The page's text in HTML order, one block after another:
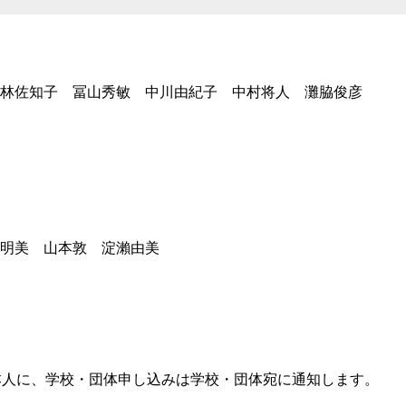
佐知子 冨山秀敏 中川由紀子 中村将人 灘脇俊彦
美 山本敦 淀瀨由美
、学校・団体申し込みは学校・団体宛に通知します。